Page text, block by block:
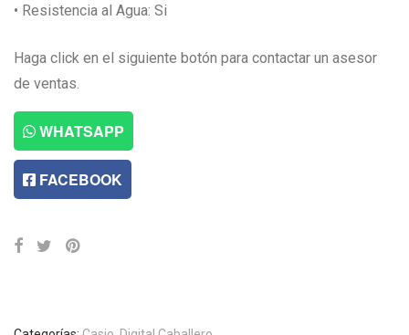
• Resistencia al Agua: Si
Haga click en el siguiente botón para contactar un asesor
de ventas.
WHATSAPP
FACEBOOK